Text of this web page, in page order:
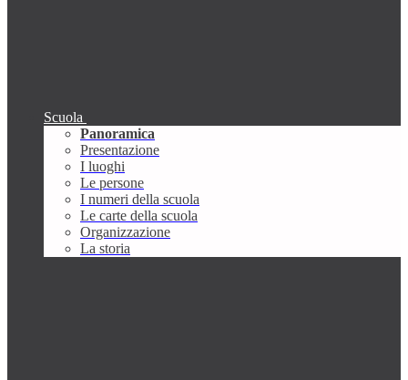
Scuola
Panoramica
Presentazione
I luoghi
Le persone
I numeri della scuola
Le carte della scuola
Organizzazione
La storia